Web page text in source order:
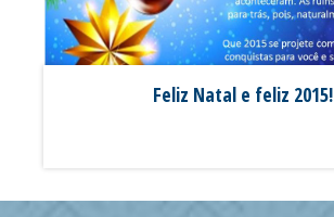
Feliz Natal e feliz 2015!